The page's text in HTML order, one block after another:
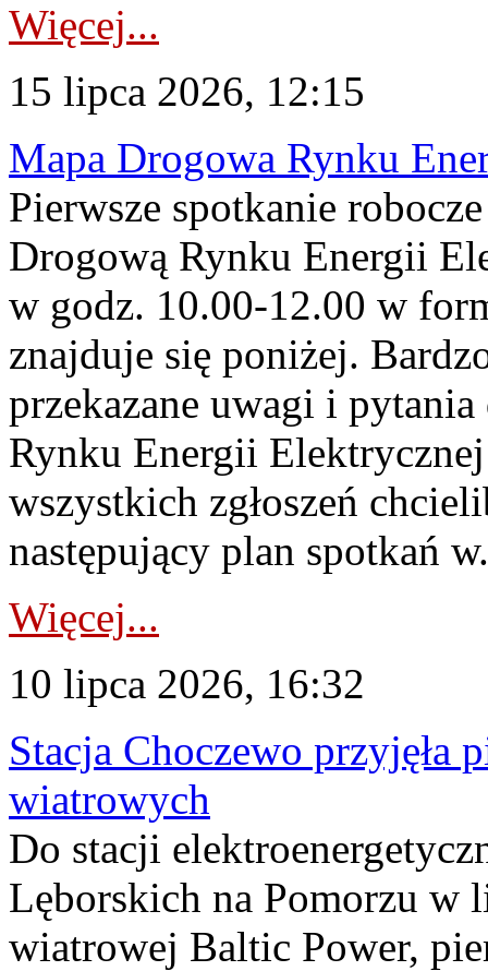
Więcej...
15 lipca 2026, 12:15
Mapa Drogowa Rynku
Pierwsze spotkanie
Drogową Rynku Energii
w godz. 10.00-12.00 w
znajduje się poniżej.
przekazane uwagi i
Rynku Energii
wszystkich zgłoszeń
następujący plan spotkań
Więcej...
10 lipca 2026, 16:32
Stacja Choczewo przyjęła
wiatrowych
Do stacji
Lęborskich na Pomorzu w
wiatrowej Baltic Power,